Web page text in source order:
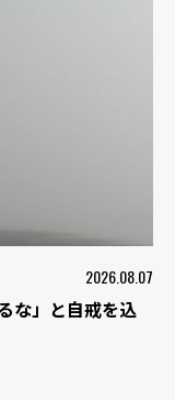
2026.08.07
な」と自戒を込